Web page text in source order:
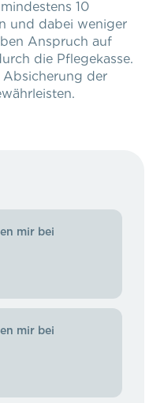
10
und dabei weniger
Anspruch auf
die Pflegekasse.
Absicherung der
mir bei
mir bei